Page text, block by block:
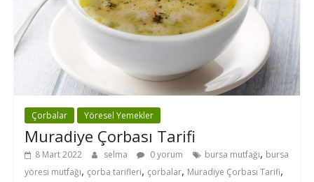
Çorbalar Yöresel Yemekler
Muradiye Çorbası Tarifi
8 Mart 2022 selma 0 yorum bursa mutfağı, bursa
yöresi mutfağı, çorba tarifleri, çorbalar, Muradiye Çorbası Tarifi,